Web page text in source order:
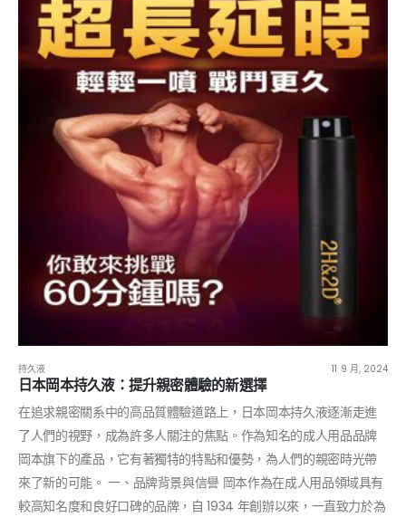
持久液 11 9 月, 2024
日本岡本持久液：提升親密體驗的新選擇
在追求親密關系中的高品質體驗道路上，日本岡本持久液逐漸走進
了人們的視野，成為許多人關注的焦點。作為知名的成人用品品牌
岡本旗下的產品，它有著獨特的特點和優勢，為人們的親密時光帶
來了新的可能。 一、品牌背景與信譽 岡本作為在成人用品領域具有
較高知名度和良好口碑的品牌，自 1934 年創辦以來，一直致力於為